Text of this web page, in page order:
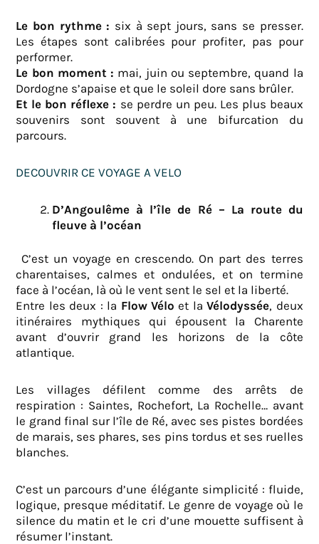
Le bon rythme : six à sept jours, sans se presser.
Les étapes sont calibrées pour profiter, pas pour
performer.
Le bon moment : mai, juin ou septembre, quand la
Dordogne s’apaise et que le soleil dore sans brûler.
Et le bon réflexe : se perdre un peu. Les plus beaux
souvenirs sont souvent à une bifurcation du
parcours.
DECOUVRIR CE VOYAGE A VELO
D’Angoulême à l’île de Ré – La route du
fleuve à l’océan
C’est un voyage en crescendo. On part des terres
charentaises, calmes et ondulées, et on termine
face à l’océan, là où le vent sent le sel et la liberté.
Entre les deux : la Flow Vélo et laVélodyssée, deux
itinéraires mythiques qui épousent la Charente
avant d’ouvrir grand les horizons de la côte
atlantique.
Les villages défilent comme des arrêts de
respiration : Saintes, Rochefort, La Rochelle… avant
le grand final sur l’île de Ré, avec ses pistes bordées
de marais, ses phares, ses pins tordus et ses ruelles
blanches.
C’est un parcours d’une élégante simplicité : fluide,
logique, presque méditatif. Le genre de voyage où le
silence du matin et le cri d’une mouette suffisent à
résumer l’instant.